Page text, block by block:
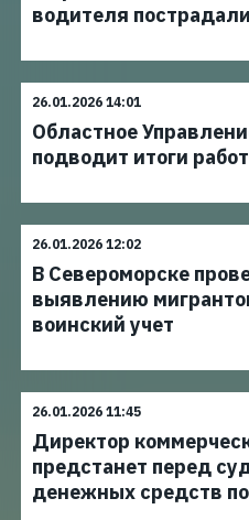
водителя
26.01.2026 14:01
Областное
подводит итоги
26.01.2026 12:02
В Североморске
выявлению
воинский учет
26.01.2026 11:45
Директор
предстанет перед
денежных средств